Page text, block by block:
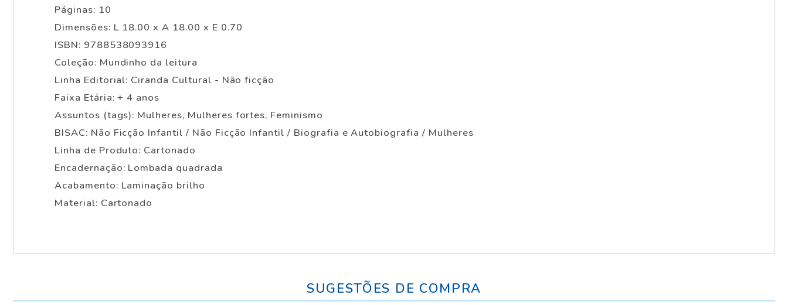
Páginas: 10
Dimensões: L 18.00 x A 18.00 x E 0.70
ISBN: 9788538093916
Coleção: Mundinho da leitura
Linha Editorial: Ciranda Cultural - Não ficção
Faixa Etária: + 4 anos
Assuntos (tags): Mulheres, Mulheres fortes, Feminismo
BISAC: Não Ficção Infantil / Não Ficção Infantil / Biografia e Autobiografia / Mulheres
Linha de Produto: Cartonado
Encadernação: Lombada quadrada
Acabamento: Laminação brilho
Material: Cartonado
SUGESTÕES DE COMPRA